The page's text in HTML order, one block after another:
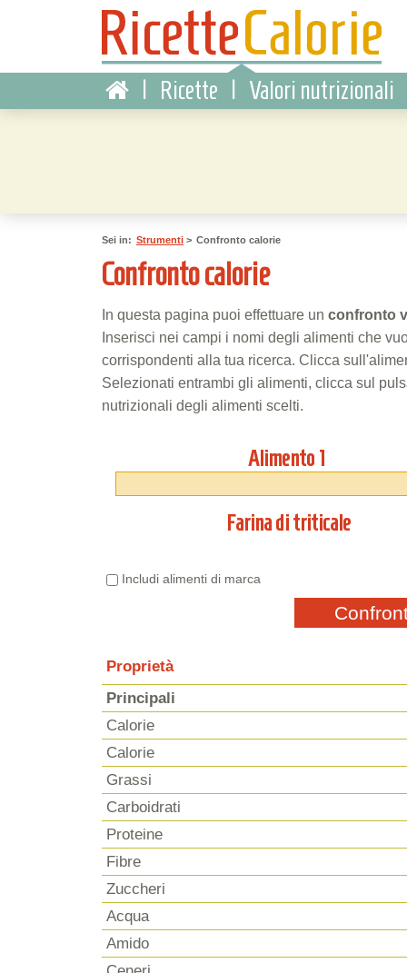
Ricette Valori nutrizionali
Sei in: Strumenti > Confronto calorie
Confronto calorie
In questa pagina puoi effettuare un confronto
Inserisci nei campi i nomi degli alimenti che
corrispondenti alla tua ricerca. Clicca
Selezionati entrambi gli alimenti, clicca sul
nutrizionali degli alimenti scelti.
Alimento 1
Farina di triticale
Includi alimenti di marca
Proprietà
Principali
Calorie
Calorie
Grassi
Carboidrati
Proteine
Fibre
Zuccheri
Acqua
Amido